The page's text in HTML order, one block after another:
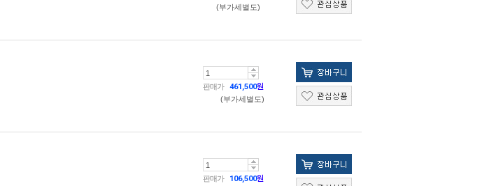
(부가세별도)
판매가 461,500원
(부가세별도)
판매가 106,500원